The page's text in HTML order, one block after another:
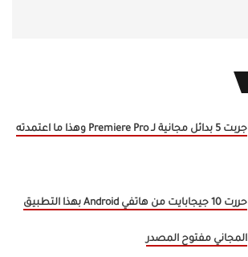
جربت 5 بدائل مجانية لـ Premiere Pro وهذا ما اعتمدته
حررت 10 جيجابايت من هاتفي Android بهذا التطبيق
المجاني مفتوح المصدر